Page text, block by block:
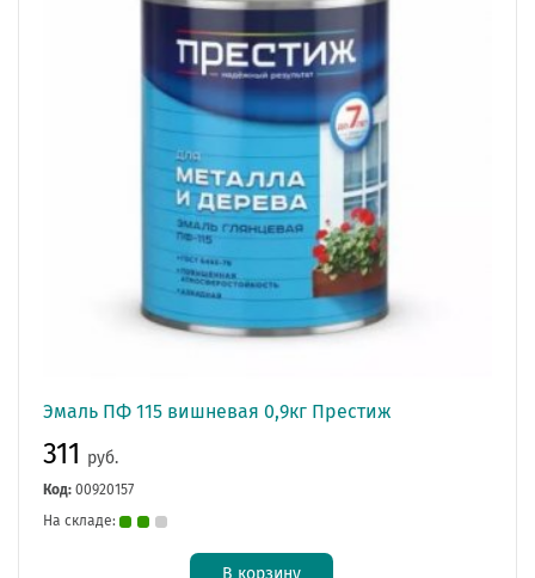
Эмаль ПФ 115 вишневая 0,9кг Престиж
311 руб.
Код: 00920157
На складе:
В корзину